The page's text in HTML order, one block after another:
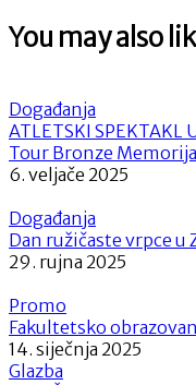
You may also
Događanja
ATLETSKI SPEKTAKL
Tour Bronze
6. veljače 2025
Događanja
Dan ružičaste vrpce u
29. rujna 2025
Promo
Fakultetsko
14. siječnja 2025
Glazba